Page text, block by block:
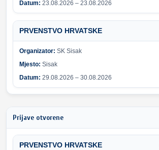
Datum: 23.08.2026 – 23.08.2026
PRVENSTVO HRVATSKE
Organizator: SK Sisak
Mjesto: Sisak
Datum: 29.08.2026 – 30.08.2026
Prijave otvorene
PRVENSTVO HRVATSKE